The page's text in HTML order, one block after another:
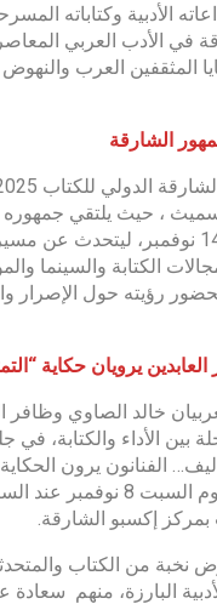
الأدبية وكتاباته
في الأدب العربي
المثقفين العرب والنهوض
الشارقة
سميث ، حيث يلتقي
تُقام مساء الجمعة 14 نوفمبر، ليتحدث
الكتابة والسينما
رؤيته حول الإصرار
يرويان حكاية
خالد الصاوي وظافر
بين الأداء والكتابة، في
الفنانون يرون
برنامج “فن وأدب” يوم
بمركز إكسبو الشارقة.
نخبة من الكتاب
البارزة، منهم